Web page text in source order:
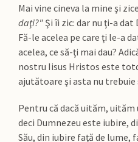
Mai vine cineva la mine şi zice
daţi?" Şi îi zic: dar nu ţi-a
Fă-le acelea pe care ţi le-a
acelea, ce să-ţi mai dau?
nostru Iisus Hristos este
ajutătoare şi asta nu
Pentru că dacă uităm,
deci Dumnezeu este iubire,
Său, din iubire faţă de lume,